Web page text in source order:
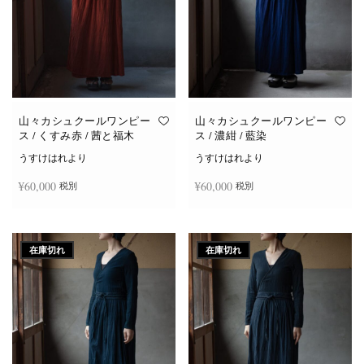
山々カシュクールワンピー
ス / くすみ赤 / 茜と福木
うすけはれより
¥60,000 税別
山々カシュクールワンピー
ス / 濃紺 / 藍染
うすけはれより
¥60,000 税別
在庫切れ 在庫切れ